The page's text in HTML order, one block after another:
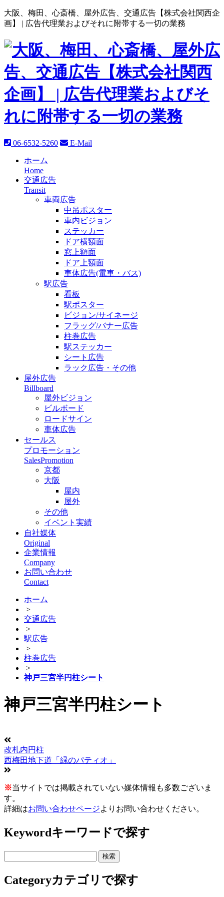
大阪、梅田、心斎橋、屋外広告、交通広告【株式会社関西企
画】 | 広告代理業およびそれに附帯する一切の業務
06-6532-5260 E-Mail
ホーム
Home
交通広告
Transit
車両広告
中吊ポスター
車内ビジョン
ステッカー
ドア横額面
窓上額面
ドア上額面
車体広告(電車・バス)
駅広告
看板
駅ポスター
ビジョン/サイネージ
フラッグ/バナー広告
柱巻広告
駅ステッカー
シート広告
ラック広告・その他
屋外広告
Billboard
屋外ビジョン
ビルボード
ロードサイン
車体広告
セールス
プロモーション
SalesPromotion
京都
大阪
屋内
屋外
その他
イベント実績
自社媒体
Original
企業情報
Company
お問い合わせ
Contact
ホーム
>
交通広告
>
駅広告
>
柱巻広告
>
神戸三宮半円柱シート
神戸三宮半円柱シート
改札内円柱
西梅田地下道「緑のパティオ」
※当サイトでは掲載されていない媒体情報も多数ございま
す。
詳細はお問い合わせページよりお問い合わせください。
Keywordキーワードで探す
Categoryカテゴリで探す